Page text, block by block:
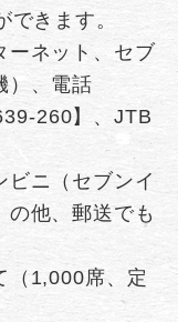
きます。
ーネット、セブ
）、電話
260】、JTB
ビニ（セブンイ
の他、郵送でも
（1,000席、定